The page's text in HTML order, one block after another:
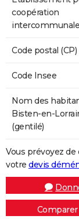
coopération
intercommunale
Code postal (CP)
Code Insee
Nom des
Bisten-en-
(gentilé)
Vous prévoyez
votre devis
Comparer